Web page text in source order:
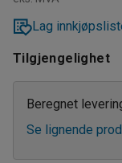
500
Lag
Tilgjengelighet
Beregnet
Se lignende